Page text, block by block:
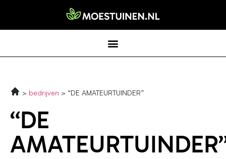
bedrijven “DE AMATEURTUINDER”
“DE